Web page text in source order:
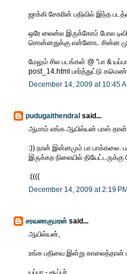
ஜாக்கி சேகரின் பதிவில் இந்த
ஒரே லைன்ல இருக்கோம் போல
சொன்னதுக்கு என்னோட சின்ன
மேலும் சில படங்கள் @ "பா &
post_14.html பார்த்துட்டு
December 14, 2009 at 10:45
pudugaithendral said...
ஆமாம் எங்க ஆயில்யன் பாஸ் தான்
:)) நான் இன்னமும் பா பாக்கலை.
இருக்கற நிலையில்
:((((
December 14, 2009 at 2:19 PM
சரவணகுமரன் said...
ஆயில்யன்,
உங்க பதிவை இன்று காலைத்தான்
யப்பா - சூப்பர்.